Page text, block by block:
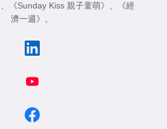
《Sunday Kiss 親子童萌》
《經
濟一週》
。